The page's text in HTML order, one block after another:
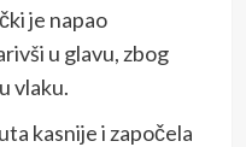
je napao
u glavu, zbog
vlaku.
kasnije i započela